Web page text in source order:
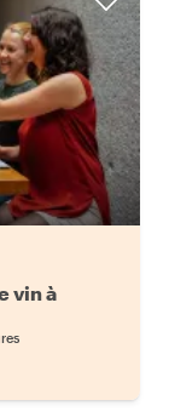
vin à